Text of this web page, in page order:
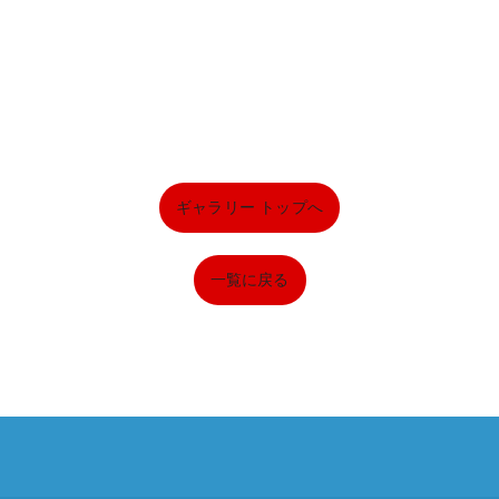
ギャラリー トップへ
一覧に戻る